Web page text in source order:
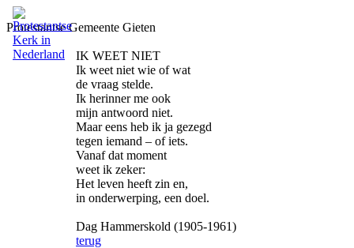
Protestantse Gemeente Gieten
IK WEET NIET
Ik weet niet wie of wat
de vraag stelde.
Ik herinner me ook
mijn antwoord niet.
Maar eens heb ik ja gezegd
tegen iemand – of iets.
Vanaf dat moment
weet ik zeker:
Het leven heeft zin en,
in onderwerping, een doel.
Dag Hammerskold (1905-1961)
terug